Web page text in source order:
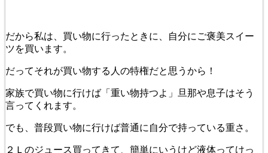
だから私は、買い物に行ったときに、自分にご褒美スイー
ツを買います。
だってそれが買い物する人の特権だと思うから！
家族で買い物に行けば「重い物持つよ」旦那や息子はそう
言ってくれます。
でも、普段買い物に行けば普通に自分で持っている重さ。
２Ｌのジュース買ってきて、簡単にいうけど液体ってけっ